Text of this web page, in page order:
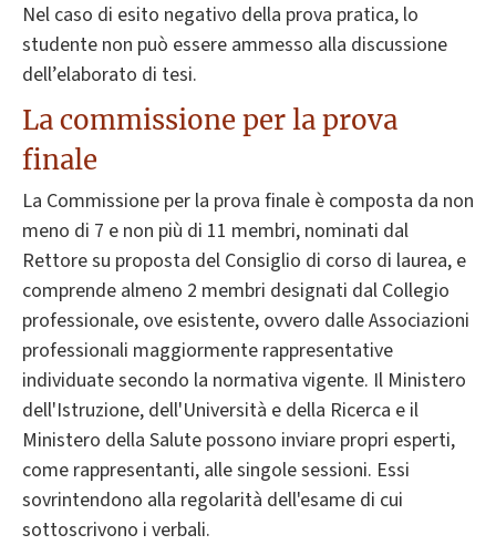
Nel caso di esito negativo della prova pratica, lo
studente non può essere ammesso alla discussione
dell’elaborato di tesi.
La commissione per la prova
finale
La Commissione per la prova finale è composta da non
meno di 7 e non più di 11 membri, nominati dal
Rettore su proposta del Consiglio di corso di laurea, e
comprende almeno 2 membri designati dal Collegio
professionale, ove esistente, ovvero dalle Associazioni
professionali maggiormente rappresentative
individuate secondo la normativa vigente. Il Ministero
dell'Istruzione, dell'Università e della Ricerca e il
Ministero della Salute possono inviare propri esperti,
come rappresentanti, alle singole sessioni. Essi
sovrintendono alla regolarità dell'esame di cui
sottoscrivono i verbali.